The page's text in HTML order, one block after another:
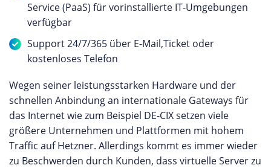
Service (PaaS) für vorinstallierte IT-Umgebungen
verfügbar
Support 24/7/365 über E-Mail,Ticket oder
kostenloses Telefon
Wegen seiner leistungsstarken Hardware und der
schnellen Anbindung an internationale Gateways für
das Internet wie zum Beispiel DE-CIX setzen viele
größere Unternehmen und Plattformen mit hohem
Traffic auf Hetzner. Allerdings kommt es immer wieder
zu Beschwerden durch Kunden, dass virtuelle Server zu